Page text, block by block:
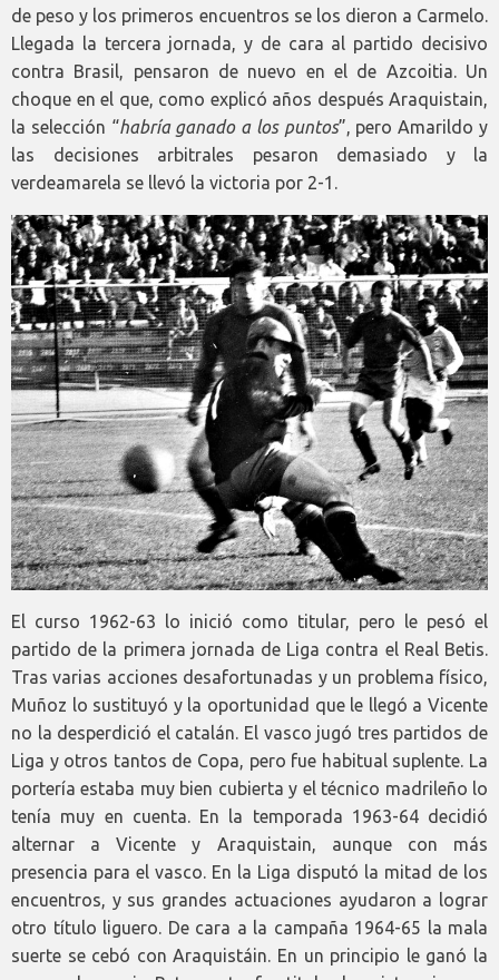
de peso y los primeros encuentros se los dieron a Carmelo.
Llegada la tercera jornada, y de cara al partido decisivo
contra Brasil, pensaron de nuevo en el de Azcoitia. Un
choque en el que, como explicó años después Araquistain,
la selección “habría ganado a los puntos”, pero Amarildo y
las decisiones arbitrales pesaron demasiado y la
verdeamarela se llevó la victoria por 2-1.
El curso 1962-63 lo inició como titular, pero le pesó el
partido de la primera jornada de Liga contra el Real Betis.
Tras varias acciones desafortunadas y un problema físico,
Muñoz lo sustituyó y la oportunidad que le llegó a Vicente
no la desperdició el catalán. El vasco jugó tres partidos de
Liga y otros tantos de Copa, pero fue habitual suplente. La
portería estaba muy bien cubierta y el técnico madrileño lo
tenía muy en cuenta. En la temporada 1963-64 decidió
alternar a Vicente y Araquistain, aunque con más
presencia para el vasco. En la Liga disputó la mitad de los
encuentros, y sus grandes actuaciones ayudaron a lograr
otro título liguero. De cara a la campaña 1964-65 la mala
suerte se cebó con Araquistáin. En un principio le ganó la